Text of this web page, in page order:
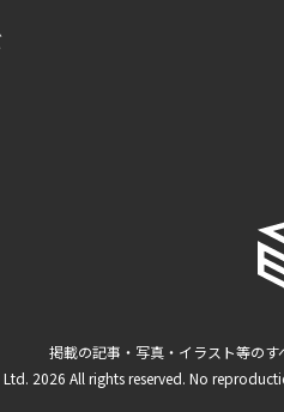
掲載の記事・写真・イラスト等のす
2026 All rights reserved. No